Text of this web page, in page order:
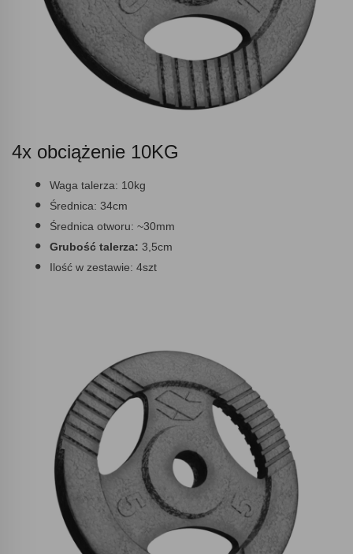
4x obciążenie 10KG
Waga talerza: 10kg
Średnica: 34cm
Średnica otworu: ~30mm
Grubość talerza: 3,5cm
Ilość w zestawie: 4szt